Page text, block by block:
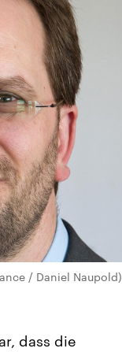
/ Daniel Naupold)
dass die